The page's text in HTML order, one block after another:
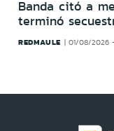
Banda citó a
terminó
REDMAULE 01/08/2026 -